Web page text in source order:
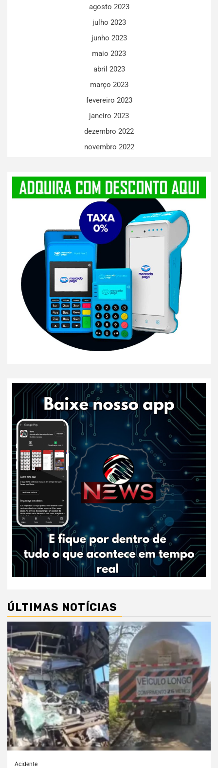
agosto 2023
julho 2023
junho 2023
maio 2023
abril 2023
março 2023
fevereiro 2023
janeiro 2023
dezembro 2022
novembro 2022
ÚLTIMAS NOTÍCIAS
Acidente